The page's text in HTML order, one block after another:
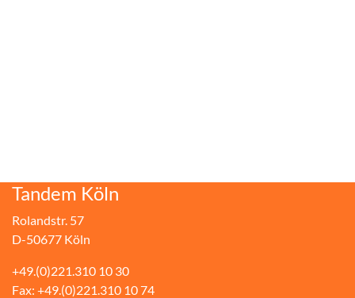
Tandem Köln
Rolandstr. 57
D-50677 Köln
+49.(0)221.310 10 30
Fax: +49.(0)221.310 10 74